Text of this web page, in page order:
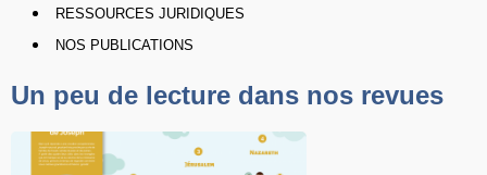
RESSOURCES JURIDIQUES
NOS PUBLICATIONS
Un peu de lecture dans nos revues